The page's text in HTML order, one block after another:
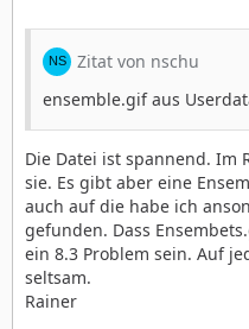
Zitat von nschu
ensemble.gif aus
Die Datei ist spannend. Im
sie. Es gibt aber eine
auch auf die habe ich
gefunden. Dass
ein 8.3 Problem sein. Auf
seltsam.
Rainer